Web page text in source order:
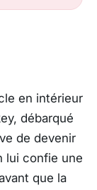
en intérieur
débarqué
de devenir
lui confie une
que la